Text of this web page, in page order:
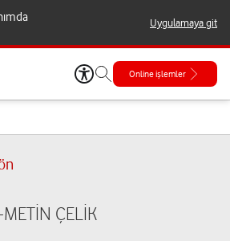
Uygulamaya git
Online işlemler
ÇELİK